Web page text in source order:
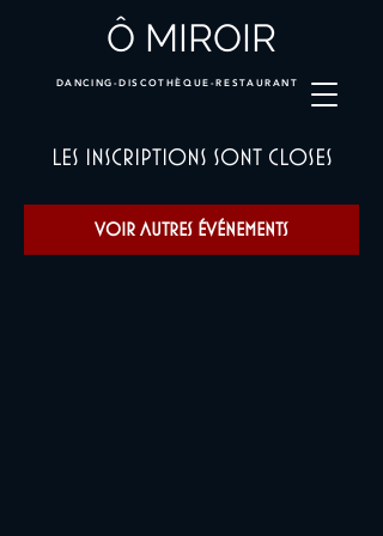
Ô MIROIR
DANCING-DISCOTHÈQUE-RESTAURANT
Les inscriptions sont closes
Voir autres événements